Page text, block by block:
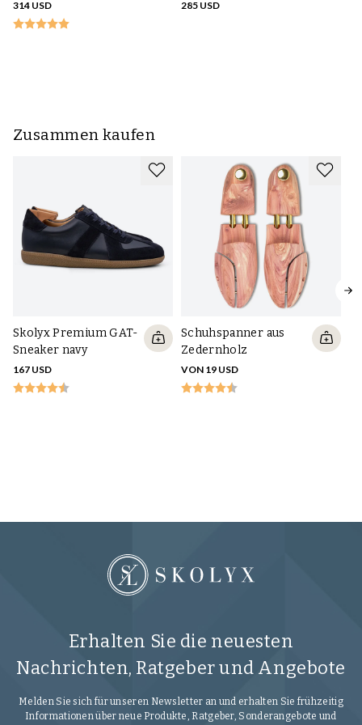
314 USD 285 USD
Zusammen kaufen
Skolyx Premium GAT-
Sneaker navy
167 USD
Schuhspanner aus
Zedernholz
VON 19 USD
Erhalten Sie die neuesten
Nachrichten, Ratgeber und Angebote
Melden Sie sich für unseren Newsletter an und erhalten Sie frühzeitig
Informationen über neue Produkte, Ratgeber, Sonderangebote und